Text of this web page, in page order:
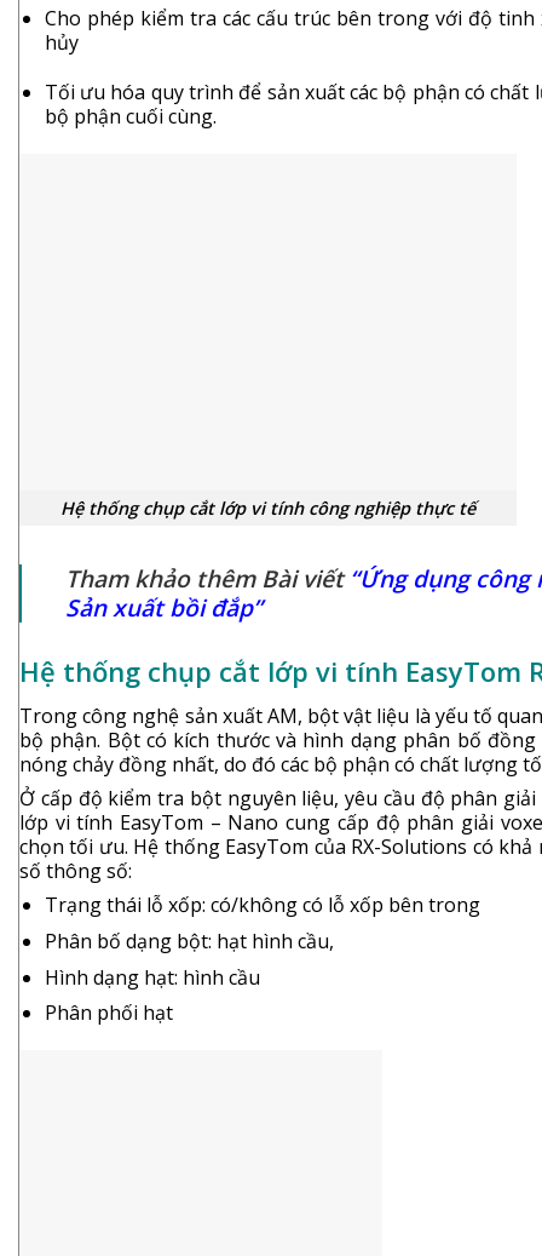
Cho phép kiểm tra các cấu trúc bên trong với độ
hủy
Tối ưu hóa quy trình để sản xuất các bộ phận có
bộ phận cuối cùng.
Hệ thống chụp cắt lớp vi tính công nghiệp thực tế
Tham khảo thêm Bài viết“Ứng dụng công
Sản xuất bồi đắp”
Hệ thống chụp cắt lớp vi tính EasyTom
Trong công nghệ sản xuất AM, bột vật liệu là yếu tố
bộ phận. Bột có kích thước và hình dạng phân bố
nóng chảy đồng nhất, do đó các bộ phận có chất lượng
Ở cấp độ kiểm tra bột nguyên liệu, yêu cầu độ phân
lớp vi tính EasyTom – Nano cung cấp độ phân giải
chọn tối ưu. Hệ thống EasyTom của RX-Solutions có
số thông số:
Trạng thái lỗ xốp: có/không có lỗ xốp bên trong
Phân bố dạng bột: hạt hình cầu,
Hình dạng hạt: hình cầu
Phân phối hạt